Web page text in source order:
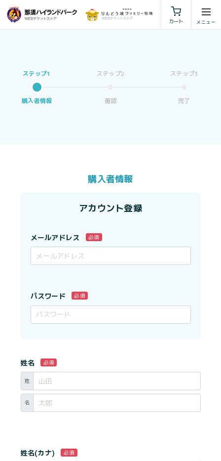
カート
特定商取引法に基づく表示
購入者情報 確認 完了
購入者情報
アカウント登録
メールアドレス 必須
パスワード 必須
姓名 必須
姓
名
姓名(カナ) 必須